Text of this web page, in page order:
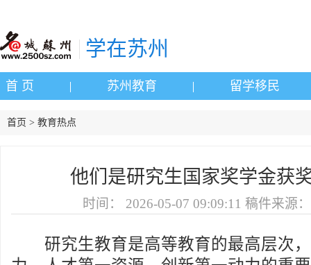
学在苏州
首 页 苏州教育 留学移民
首页 > 教育热点
他们是研究生国家奖学金获
时间： 2026-05-07 09:09:11 稿件来源
研究生教育是高等教育的最高层次，